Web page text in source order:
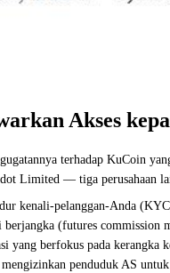
Akses
terhadap KuCoin
Limited — tiga perusahaan
kenali-pelanggan-Anda
berjangka (futures
yang berfokus pada kerangka
penduduk AS